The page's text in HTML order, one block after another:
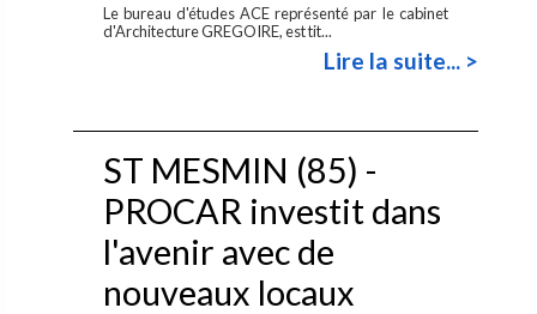
Le bureau d'études ACE représenté par le cabinet
d'Architecture GREGOIRE, est tit...
Lire la suite... >
ST MESMIN (85) -
PROCAR investit dans
l'avenir avec de
nouveaux locaux